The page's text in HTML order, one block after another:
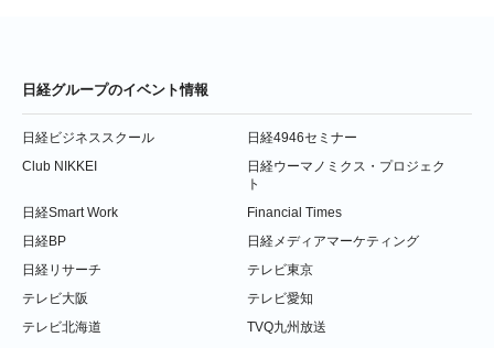
日経グループのイベント情報
日経ビジネススクール
日経4946セミナー
Club NIKKEI
日経ウーマノミクス・プロジェク
ト
日経Smart Work
Financial Times
日経BP
日経メディアマーケティング
日経リサーチ
テレビ東京
テレビ大阪
テレビ愛知
テレビ北海道
TVQ九州放送